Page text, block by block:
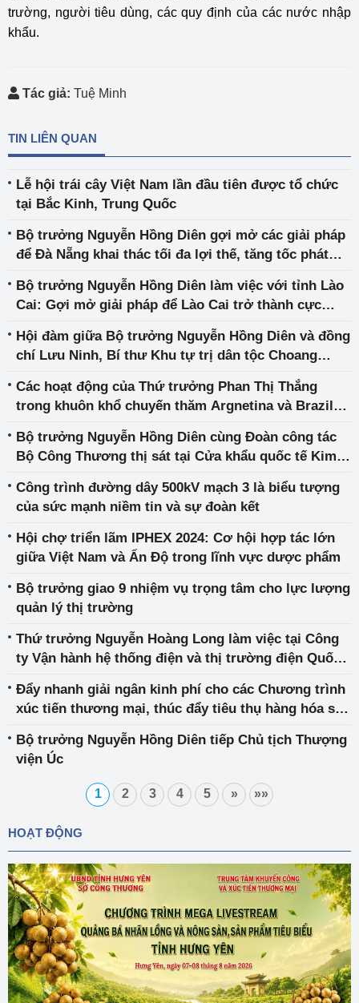
trường, người tiêu dùng, các quy định của các nước nhập
khẩu.
Tác giả: Tuệ Minh
TIN LIÊN QUAN
Lễ hội trái cây Việt Nam lần đầu tiên được tổ chức
tại Bắc Kinh, Trung Quốc
Bộ trưởng Nguyễn Hồng Diên gợi mở các giải pháp
để Đà Nẵng khai thác tối đa lợi thế, tăng tốc phát
Bộ trưởng Nguyễn Hồng Diên làm việc với tỉnh Lào
Cai: Gợi mở giải pháp để Lào Cai trở thành cực
Hội đàm giữa Bộ trưởng Nguyễn Hồng Diên và đồng
chí Lưu Ninh, Bí thư Khu tự trị dân tộc Choang
Các hoạt động của Thứ trưởng Phan Thị Thắng
trong khuôn khổ chuyến thăm Argnetina và Brazil
Trọng Nghĩa
Bộ trưởng Nguyễn Hồng Diên cùng Đoàn công tác
Bộ Công Thương thị sát tại Cửa khẩu quốc tế Kim
Công trình đường dây 500kV mạch 3 là biểu tượng
của sức mạnh niềm tin và sự đoàn kết
Hội chợ triển lãm IPHEX 2024: Cơ hội hợp tác lớn
giữa Việt Nam và Ấn Độ trong lĩnh vực dược phẩm
Bộ trưởng giao 9 nhiệm vụ trọng tâm cho lực lượng
quản lý thị trường
Thứ trưởng Nguyễn Hoàng Long làm việc tại Công
ty Vận hành hệ thống điện và thị trường điện Quốc
Đẩy nhanh giải ngân kinh phí cho các Chương trình
xúc tiến thương mại, thúc đẩy tiêu thụ hàng hóa sản
Bộ trưởng Nguyễn Hồng Diên tiếp Chủ tịch Thượng
viện Úc
1 2 3 4 5 » »»
HOẠT ĐỘNG